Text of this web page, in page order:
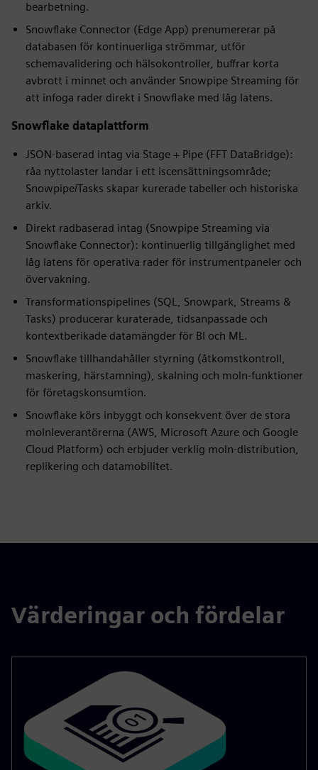
bearbetning.
Snowflake Connector (Edge App) prenumererar på
databasen för kontinuerliga strömmar, utför
schemavalidering och hälsokontroller, buffrar korta
avbrott i minnet och använder Snowpipe Streaming för
att infoga rader direkt i Snowflake med låg latens.
Snowflake dataplattform
JSON-baserad intag via Stage + Pipe (FFT DataBridge):
råa nyttolaster landar i ett iscensättningsområde;
Snowpipe/Tasks skapar kurerade tabeller och historiska
arkiv.
Direkt radbaserad intag (Snowpipe Streaming via
Snowflake Connector): kontinuerlig tillgänglighet med
låg latens för operativa rader för instrumentpaneler och
övervakning.
Transformationspipelines (SQL, Snowpark, Streams &
Tasks) producerar kuraterade, tidsanpassade och
kontextberikade datamängder för BI och ML.
Snowflake tillhandahåller styrning (åtkomstkontroll,
maskering, härstamning), skalning och moln-funktioner
för företagskonsumtion.
Snowflake körs inbyggt och konsekvent över de stora
molnleverantörerna (AWS, Microsoft Azure och Google
Cloud Platform) och erbjuder verklig moln-distribution,
replikering och datamobilitet.
Värderingar och fördelar